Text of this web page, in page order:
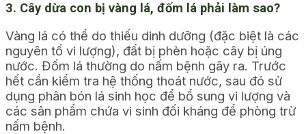
3. Cây dừa con bị vàng lá, đốm lá phải làm sao?
Vàng lá có thể do thiếu dinh dưỡng (đặc biệt là các
nguyên tố vi lượng), đất bị phèn hoặc cây bị úng
nước. Đốm lá thường do nấm bệnh gây ra. Trước
hết cần kiểm tra hệ thống thoát nước, sau đó sử
dụng phân bón lá sinh học để bổ sung vi lượng và
các sản phẩm chứa vi sinh đối kháng để phòng trừ
nấm bệnh.